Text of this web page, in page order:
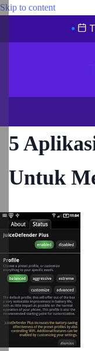
Skip to content
5
Untuk